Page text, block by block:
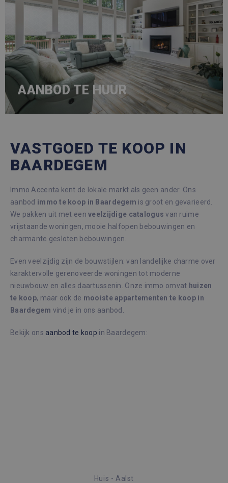
AANBOD TE HUUR
VASTGOED TE KOOP IN
BAARDEGEM
Immo Accenta kent de lokale markt als geen ander. Ons
aanbod immo te koop in Baardegem is groot en gevarieerd.
We pakken uit met eenveelzijdige catalogus van ruime
vrijstaande woningen, mooie halfopen bebouwingen en
charmante gesloten bebouwingen.
Even veelzijdig zijn de bouwstijlen: van landelijke charme over
karaktervolle gerenoveerde woningen tot moderne
nieuwbouw en alles daartussenin. Onze immo omvat huizen
te koop, maar ook de mooiste appartementen te koop in
Baardegem vind je in ons aanbod.
Bekijk ons aanbod te koop in Baardegem:
4 SLAAPKAMERSHuis - Aalst